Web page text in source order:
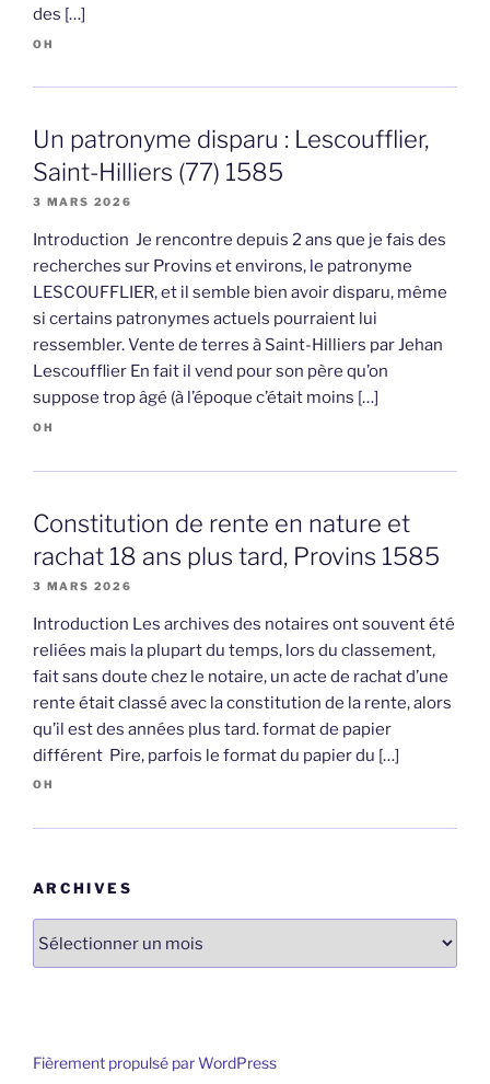
des […]
OH
Un patronyme disparu : Lescoufflier,
Saint-Hilliers (77) 1585
3 MARS 2026
Introduction Je rencontre depuis 2 ans que je fais des
recherches sur Provins et environs, le patronyme
LESCOUFFLIER, et il semble bien avoir disparu, même
si certains patronymes actuels pourraient lui
ressembler. Vente de terres à Saint-Hilliers par Jehan
Lescoufflier En fait il vend pour son père qu’on
suppose trop âgé (à l’époque c’était moins […]
OH
Constitution de rente en nature et
rachat 18 ans plus tard, Provins 1585
3 MARS 2026
Introduction Les archives des notaires ont souvent été
reliées mais la plupart du temps, lors du classement,
fait sans doute chez le notaire, un acte de rachat d’une
rente était classé avec la constitution de la rente, alors
qu’il est des années plus tard. format de papier
différent Pire, parfois le format du papier du […]
OH
ARCHIVES
Fièrement propulsé par WordPress